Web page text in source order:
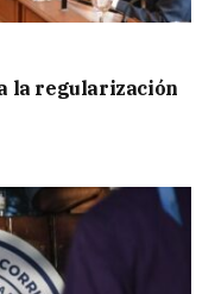
la regularización